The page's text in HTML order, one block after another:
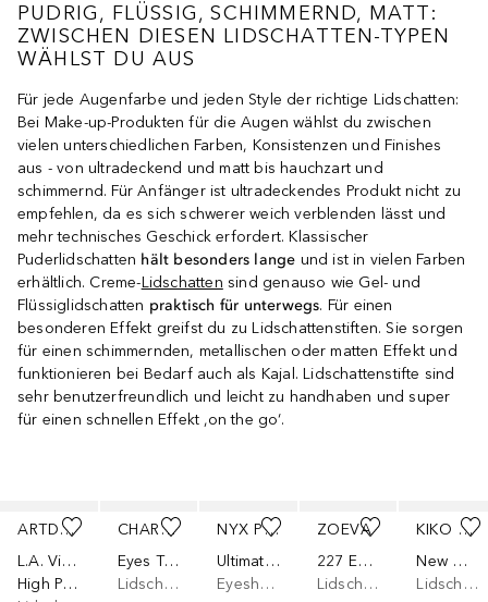
PUDRIG, FLÜSSIG, SCHIMMERND, MATT:
ZWISCHEN DIESEN LIDSCHATTEN-TYPEN
WÄHLST DU AUS
Für jede Augenfarbe und jeden Style der richtige Lidschatten:
Bei Make-up-Produkten für die Augen wählst du zwischen
vielen unterschiedlichen Farben, Konsistenzen und Finishes
aus - von ultradeckend und matt bis hauchzart und
schimmernd. Für Anfänger ist ultradeckendes Produkt nicht zu
empfehlen, da es sich schwerer weich verblenden lässt und
mehr technisches Geschick erfordert. Klassischer
Puderlidschatten hält besonders lange und ist in vielen Farben
erhältlich. Creme-Lidschatten sind genauso wie Gel- und
Flüssiglidschatten praktisch für unterwegs. Für einen
besonderen Effekt greifst du zu Lidschattenstiften. Sie sorgen
für einen schimmernden, metallischen oder matten Effekt und
funktionieren bei Bedarf auch als Kajal. Lidschattenstifte sind
sehr benutzerfreundlich und leicht zu handhaben und super
für einen schnellen Effekt ‚on the go‘.
ARTDECO
L.A. Vibes
High Performance Eyeshadow Stylo
CHARLOTTE TILBURY
Eyes To Mesmerise
Lidschatten
NYX PROFESSIONAL MAKEUP
Ultimate Shadow & Liner Primer
Eyeshadow Base
ZOEVA
227 Eyeshadow Blender
Lidschattenpinsel
KIKO MILANO
New Water
Lidschatten